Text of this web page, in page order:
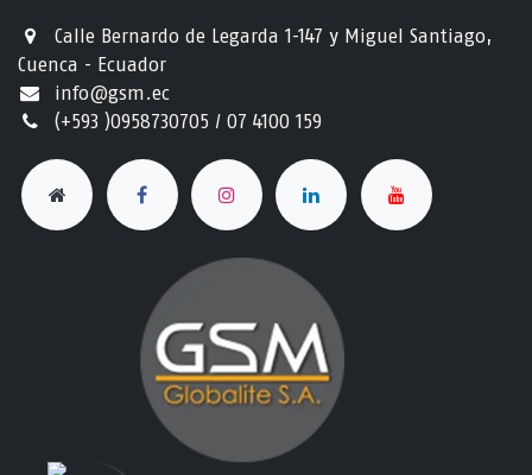
Calle Bernardo de Legarda 1-147 y Miguel Santiago,
Cuenca - Ecuador
info@gsm.ec​
(+593 )0958730705 / 07 4100 159